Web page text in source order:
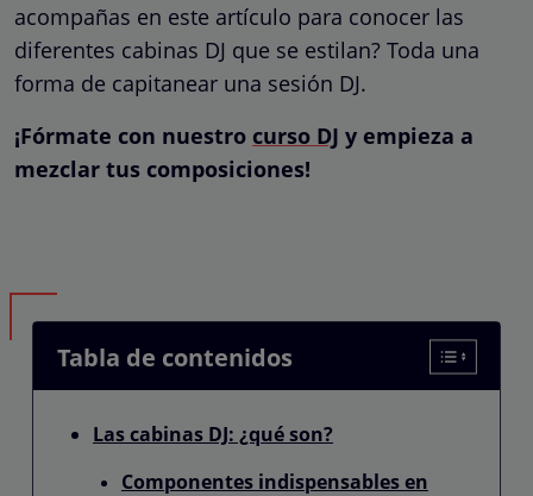
acompañas en este artículo para conocer las
diferentes cabinas DJ que se estilan? Toda una
forma de capitanear una sesión DJ.
¡Fórmate con nuestro curso DJ y empieza a
mezclar tus composiciones!
Tabla de contenidos
Las cabinas DJ: ¿qué son?
Componentes indispensables en